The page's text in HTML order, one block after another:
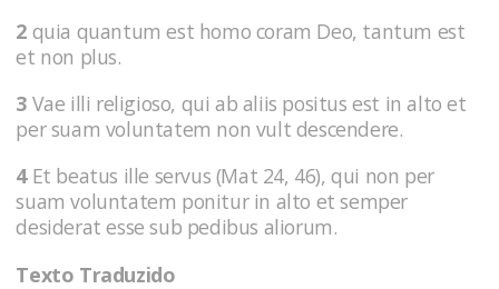
2 quia quantum est homo coram Deo, tantum est
et non plus.
3 Vae illi religioso, qui ab aliis positus est in alto et
per suam voluntatem non vult descendere.
4Et beatus ille servus (Mat 24, 46), qui non per
suam voluntatem ponitur in alto et semper
desiderat esse sub pedibus aliorum.
Texto Traduzido